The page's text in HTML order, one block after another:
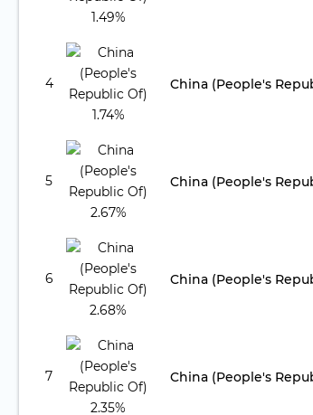
4 China (People's
5 China (People's
6 China (People's
7 China (People's